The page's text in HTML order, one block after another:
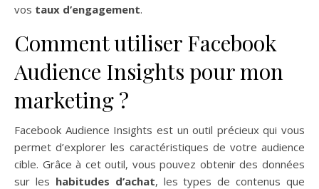
vos taux d’engagement.
Comment utiliser Facebook
Audience Insights pour mon
marketing ?
Facebook Audience Insights est un outil précieux qui vous
permet d’explorer les caractéristiques de votre audience
cible. Grâce à cet outil, vous pouvez obtenir des données
sur les habitudes d’achat, les types de contenus que